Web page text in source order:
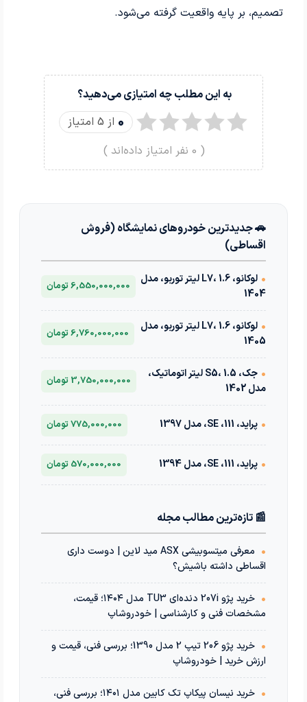
تصمیم، بر پایه واقعیت گرفته می‌شود.
به این مطلب چه امتیازی می‌دهید؟
0 از 5 امتیاز
(
0 نفر امتیاز داده‌اند )
🚗 جدیدترین خودروهای نمایشگاه (فروش
اقساطی)
•
لوکانو، L7، 1.6 لیتر توربو، مدل
1404
6,550,000,000 تومان
•
لوکانو، L7، 1.6 لیتر توربو، مدل
1405
6,760,000,000 تومان
•
جک، S5، 1.5 لیتر اتوماتیک،
مدل 1402
3,750,000,000 تومان
• پراید، 111، SE، مدل 1397 775,000,000 تومان
• پراید، 111، SE، مدل 1394 570,000,000 تومان
📰 تازه‌ترین مطالب مجله
•
معرفی میتسوبیشی ASX مید لاین | دوست داری
اقساطی داشته باشیش؟
•
خرید پژو 207i دنده‌ای TU3 مدل ۱۴۰۴؛ قیمت،
مشخصات فنی و کارشناسی | خودروشاپ
•
خرید پژو 206 تیپ 2 مدل 1390؛ بررسی فنی، قیمت و
ارزش خرید | خودروشاپ
•
خرید نیسان پیکاپ تک کابین مدل ۱۴۰۱؛ بررسی فنی،